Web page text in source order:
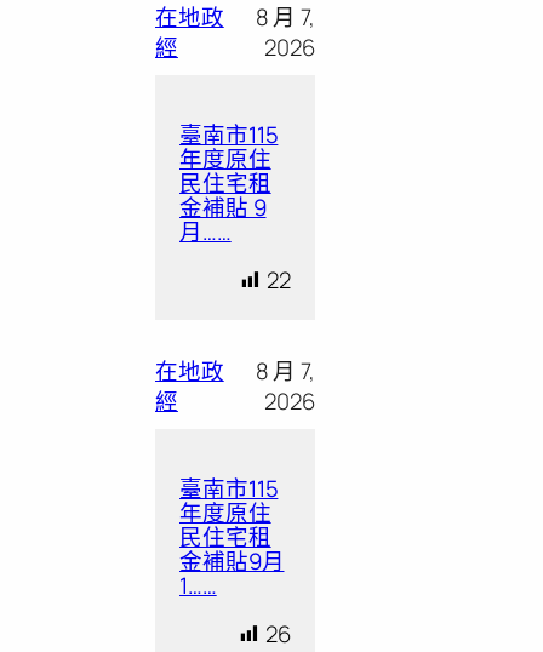
在地政
經
8 月 7,
2026
臺南市115
年度原住
民住宅租
金補貼 9
月……
22
在地政
經
8 月 7,
2026
臺南市115
年度原住
民住宅租
金補貼9月
1……
26